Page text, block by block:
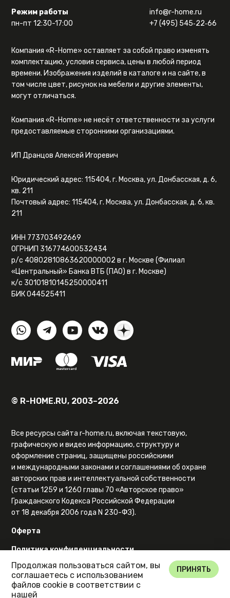
Режим работы
пн-пт 12:30-17:00
info@r-home.ru
+7 (495) 545‑22‑66
Компания «R-Home» оставляет за собой право изменять
комплектацию, условия сервиса, цены в любой период
времени. Изображения изделий в каталоге и на сайте, в
том числе цвет, рисунок на мебели и другие элементы,
могут отличаться.
Компания «R-Home» не несёт ответственности за услуги
предоставляемые сторонними организациями.
ИП Дранцов Алексей Игоревич
Юридический адрес: 115404, г. Москва, ул. Донбасская, д. 6,
кв. 211
Почтовый адрес: 115404, г. Москва, ул. Донбасская, д. 6, кв.
211
ИНН 773703492669
ОГРНИП 316774600532434
р/с 40802810863620000002 в г. Москве (Филиал
«Центральный» Банка ВТБ (ПАО) в г. Москве)
к/с 30101810145250000411
БИК 044525411
© R-HOME.RU, 2003–2026
Все ресурсы сайта r-home.ru, включая текстовую,
графическую и видео информацию, структуру и
оформление страниц, защищены российскими
и международными законами и соглашениями об охране
авторских прав и интеллектуальной собственности
(статьи 1259 и 1260 главы 70 «Авторское право»
Гражданского Кодекса Российской Федерации
от 18 декабря 2006 года N 230-ФЗ).
Оферта
Политика конфиденциальности
Карта сайта
Продолжая пользоваться сайтом, вы
соглашаетесь с использованием
файлов cookie в соответствии с
нашей
ПРИНЯТЬ